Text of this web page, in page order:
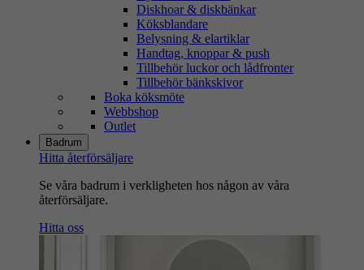
Diskhoar & diskbänkar
Köksblandare
Belysning & elartiklar
Handtag, knoppar & push
Tillbehör luckor och lådfronter
Tillbehör bänkskivor
Boka köksmöte
Webbshop
Outlet
Badrum
Hitta återförsäljare
Se våra badrum i verkligheten hos någon av våra
återförsäljare.
Hitta oss